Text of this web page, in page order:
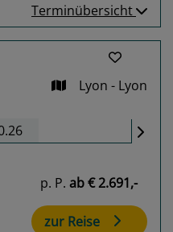
Terminübersicht
Lyon - Lyon
p. P. ab€ 2.691,-
zur Reise